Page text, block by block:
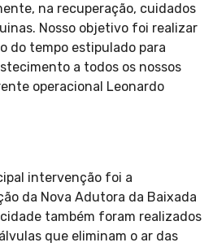
na recuperação, cuidados
Nosso objetivo foi realizar
do tempo estipulado para
a todos os nossos
operacional Leonardo
intervenção foi a
da Nova Adutora da Baixada
também foram realizados
que eliminam o ar das